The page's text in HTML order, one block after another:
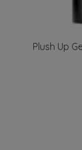
Plush Up